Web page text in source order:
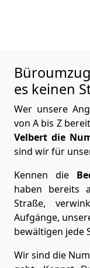
es keinen
Wer unsere
von A bis Z
Velbert die
sind wir für
Kennen die
haben bereits
Straße,
Aufgänge,
bewältigen jede
Wir sind die